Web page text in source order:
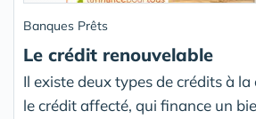
Banques Prêts
Le crédit renouvelable
Il existe deux types de crédits à
le crédit affecté, qui finance un